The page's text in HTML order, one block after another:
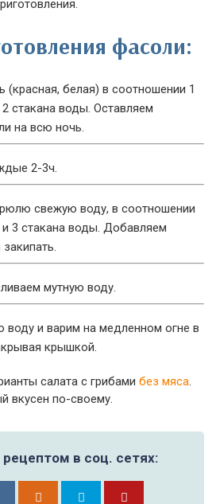
фасоли:
(красная, белая) в соотношении 1
стакана воды. Оставляем
на всю ночь.
2-3ч.
свежую воду, в соотношении
3 стакана воды. Добавляем
мутную воду.
воду и варим на медленном огне в
крышкой.
салата с грибами без мяса.
вкусен по-своему.
в соц. сетях: